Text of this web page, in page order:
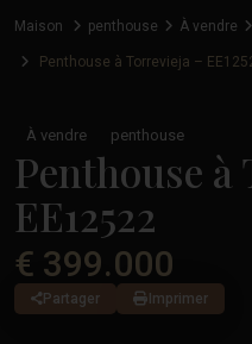
Maison penthouse À vendre
Penthouse à Torrevieja –
À vendre penthouse
Penthouse à
EE12522
€ 399.000
Partager Imprimer